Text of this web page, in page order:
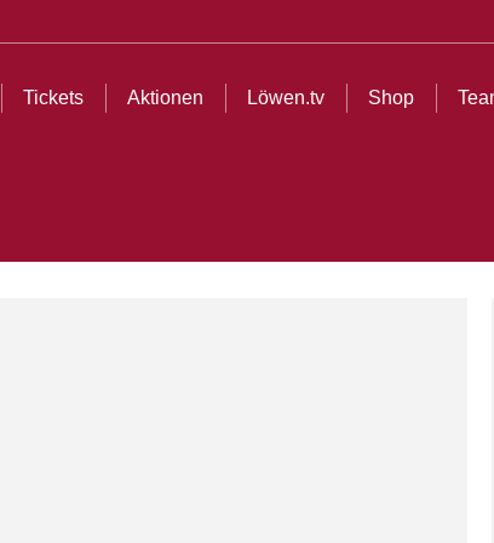
Tickets Aktionen Löwen.tv Shop
Löwen.tv Shop Teams Partner